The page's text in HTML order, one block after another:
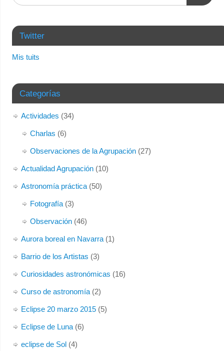
Twitter
Mis tuits
Categorías
Actividades (34)
Charlas (6)
Observaciones de la Agrupación(27)
Actualidad Agrupación(10)
Astronomía práctica(50)
Fotografía(3)
Observación(46)
Aurora boreal en Navarra(1)
Barrio de los Artistas (3)
Curiosidades astronómicas (16)
Curso de astronomía(2)
Eclipse 20 marzo 2015(5)
Eclipse de Luna(6)
eclipse de Sol(4)